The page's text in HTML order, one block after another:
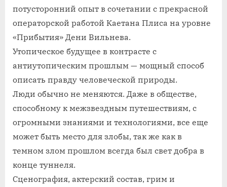
потусторонний опыт в сочетании с прекрасной
операторской работой Каетана Плиса на уровне
«Прибытия» Дени Вильнева.
Утопическое будущее в контрасте с
антиутопическим прошлым — мощный способ
описать правду человеческой природы.
Люди обычно не меняются. Даже в обществе,
способному к межзвездным путешествиям, с
огромными знаниями и технологиями, все еще
может быть место для злобы, так же как в
темном злом прошлом всегда был свет добра в
конце туннеля.
Сценография, актерский состав, грим и